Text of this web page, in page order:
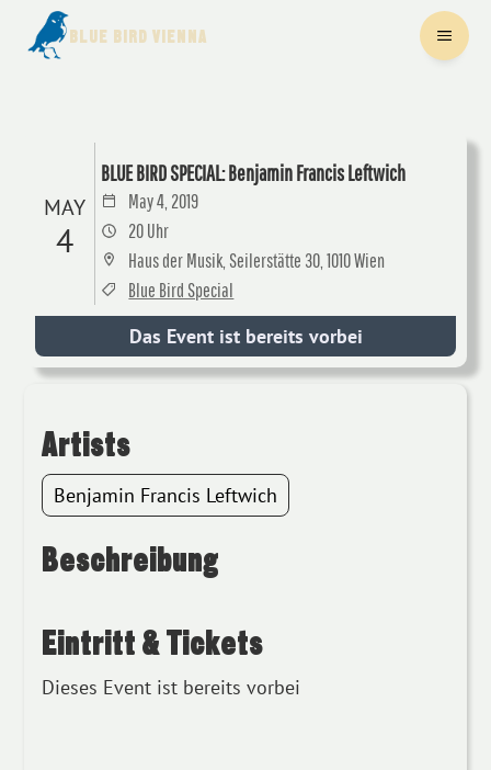
BLUE BIRD VIENNA
MAY
4
BLUE BIRD SPECIAL: Benjamin Francis Leftwich
May 4, 2019
20 Uhr
Haus der Musik, Seilerstätte 30, 1010 Wien
Blue Bird Special
Das Event ist bereits vorbei
Artists
Benjamin Francis Leftwich
Beschreibung
Eintritt & Tickets
Dieses Event ist bereits vorbei